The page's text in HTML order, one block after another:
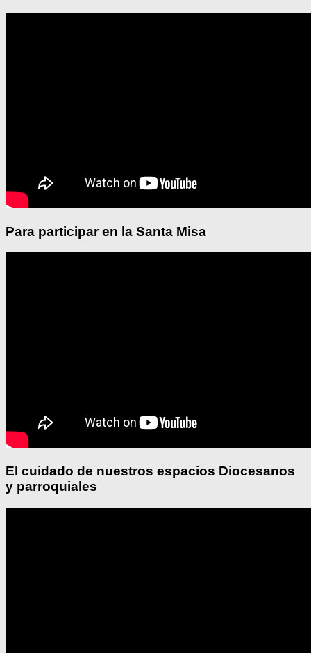
Para participar en la Santa Misa
El cuidado de nuestros espacios Diocesanos
y parroquiales